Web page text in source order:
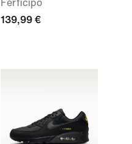
Férficipő
139,99 €